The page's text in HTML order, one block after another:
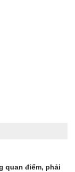
quan điểm, phải